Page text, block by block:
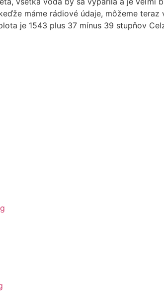
máme rádiové údaje, môžeme
je 1543 plus 37 mínus 39 stupňov